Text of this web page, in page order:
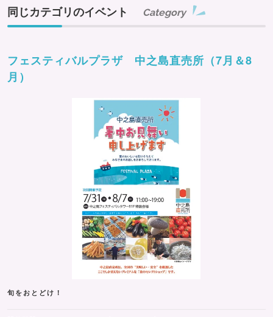
同じカテゴリのイベント Category
フェスティバルプラザ 中之島直売所（7月＆8
月）
旬をおとどけ！